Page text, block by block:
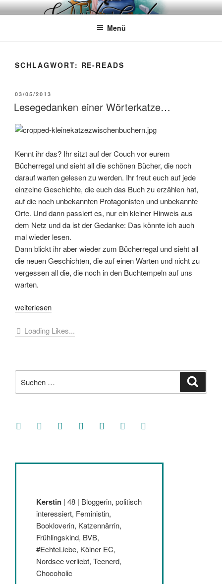
Zum
InhaltWÖRTERKATZE
Von Büchern erzählen
Menü
SCHLAGWORT: RE-READS
VERÖFFENTLICHT
AM
03/05/2013
Lesegedanken einer Wörterkatze…
Kennt ihr das? Ihr sitzt auf der Couch vor eurem
Bücherregal und sieht all die schönen Bücher, die noch
darauf warten gelesen zu werden. Ihr freut euch auf jede
einzelne Geschichte, die euch das Buch zu erzählen hat,
auf die noch unbekannten Protagonisten und unbekannte
Orte. Und dann passiert es, nur ein kleiner Hinweis aus
dem Netz und da ist der Gedanke: Das könnte ich auch
mal wieder lesen.
Dann blickt ihr aber wieder zum Bücherregal und sieht all
die neuen Geschichten, die auf einen Warten und nicht zu
vergessen all die, die noch in den Buchtempeln auf uns
warten.
„Lesegedanken
Wörterkatze…“
weiterlesen
Loading Likes...
nach:
facebooksoundcloud
twitter mastodoninstagramthreads goodreads
Kerstin | 48 | Bloggerin, politisch
interessiert, Feministin,
Bookloverin, Katzennärrin,
Frühlingskind, BVB,
#EchteLiebe, Kölner EC,
Nordsee verliebt, Teenerd,
Chocoholic